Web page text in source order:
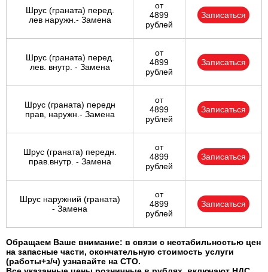
Шрус (граната) перед.
лев наружн.- Замена
от
4899
рублей
Записаться
Шрус (граната) перед.
лев. внутр. - Замена
от
4899
рублей
Записаться
Шрус (граната) передн
прав, наружн.- Замена
от
4899
рублей
Записаться
Шрус (граната) передн.
прав.внутр. - Замена
от
4899
рублей
Записаться
Шрус наружний (граната)
- Замена
от
4899
рублей
Записаться
Обращаем Ваше внимание: в связи с нестабильностью цен
на запасные части, окончательную стоимость услуги
(работы+з/ч) узнавайте на СТО.